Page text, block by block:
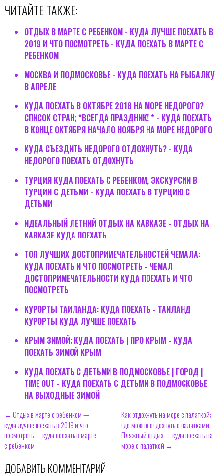
ЧИТАЙТЕ ТАКЖЕ:
ОТДЫХ В МАРТЕ С РЕБЕНКОМ - КУДА ЛУЧШЕ ПОЕХАТЬ В
2019 И ЧТО ПОСМОТРЕТЬ - КУДА ПОЕХАТЬ В МАРТЕ С
РЕБЕНКОМ
МОСКВА И ПОДМОСКОВЬЕ - КУДА ПОЕХАТЬ НА РЫБАЛКУ
В АПРЕЛЕ
КУДА ПОЕХАТЬ В ОКТЯБРЕ 2018 НА МОРЕ НЕДОРОГО?
СПИСОК СТРАН; *ВСЕГДА ПРАЗДНИК! * - КУДА ПОЕХАТЬ
В КОНЦЕ ОКТЯБРЯ НАЧАЛО НОЯБРЯ НА МОРЕ НЕДОРОГО
КУДА СЪЕЗДИТЬ НЕДОРОГО ОТДОХНУТЬ? - КУДА
НЕДОРОГО ПОЕХАТЬ ОТДОХНУТЬ
ТУРЦИЯ КУДА ПОЕХАТЬ С РЕБЕНКОМ, ЭКСКУРСИИ В
ТУРЦИИ С ДЕТЬМИ - КУДА ПОЕХАТЬ В ТУРЦИЮ С
ДЕТЬМИ
ИДЕАЛЬНЫЙ ЛЕТНИЙ ОТДЫХ НА КАВКАЗЕ - ОТДЫХ НА
КАВКАЗЕ КУДА ПОЕХАТЬ
ТОП ЛУЧШИХ ДОСТОПРИМЕЧАТЕЛЬНОСТЕЙ ЧЕМАЛА:
КУДА ПОЕХАТЬ И ЧТО ПОСМОТРЕТЬ - ЧЕМАЛ
ДОСТОПРИМЕЧАТЕЛЬНОСТИ КУДА ПОЕХАТЬ И ЧТО
ПОСМОТРЕТЬ
КУРОРТЫ ТАИЛАНДА: КУДА ПОЕХАТЬ - ТАИЛАНД
КУРОРТЫ КУДА ЛУЧШЕ ПОЕХАТЬ
КРЫМ ЗИМОЙ; КУДА ПОЕХАТЬ | ПРО КРЫМ - КУДА
ПОЕХАТЬ ЗИМОЙ КРЫМ
КУДА ПОЕХАТЬ С ДЕТЬМИ В ПОДМОСКОВЬЕ | ГОРОД |
TIME OUT - КУДА ПОЕХАТЬ С ДЕТЬМИ В ПОДМОСКОВЬЕ
НА ВЫХОДНЫЕ ЗИМОЙ
← Отдых в марте с ребенком —
куда лучше поехать в 2019 и что
посмотреть — куда поехать в марте
с ребенком
Как отдохнуть на море с палаткой;
где можно отдохнуть с палатками;
Пляжный отдых — куда поехать на
море с палаткой →
ДОБАВИТЬ КОММЕНТАРИЙ